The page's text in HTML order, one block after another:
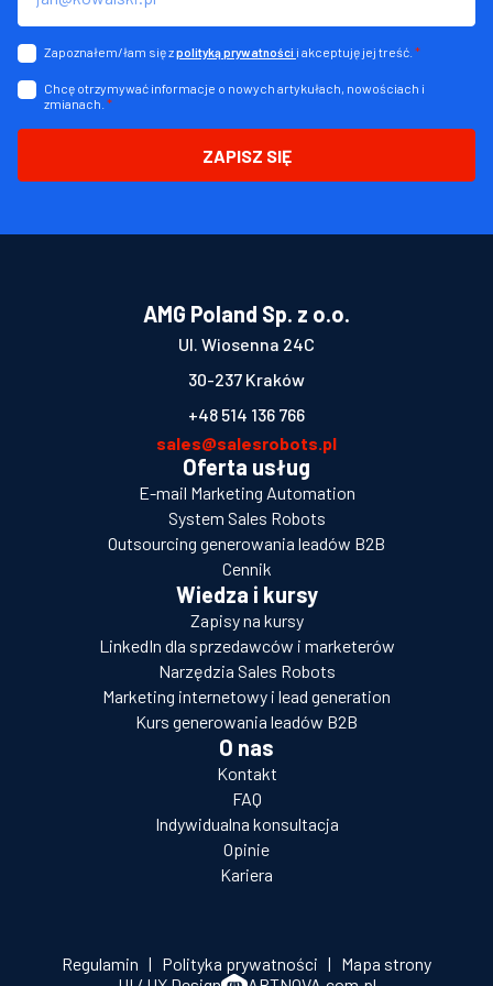
Zapoznałem/łam się zpolityką prywatności i akceptuję jej treść. *
Chcę otrzymywać informacje o nowych artykułach, nowościach i
zmianach. *
ZAPISZ SIĘ
AMG Poland Sp. z o.o.
Ul. Wiosenna 24C
30-237 Kraków
+48 514 136 766
sales@salesrobots.pl
Oferta usług
E-mail Marketing Automation
System Sales Robots
Outsourcing generowania leadów B2B
Cennik
Wiedza i kursy
Zapisy na kursy
LinkedIn dla sprzedawców i marketerów
Narzędzia Sales Robots
Marketing internetowy i lead generation
Kurs generowania leadów B2B
O nas
Kontakt
FAQ
Indywidualna konsultacja
Opinie
Kariera
Regulamin | Polityka prywatności | Mapa strony